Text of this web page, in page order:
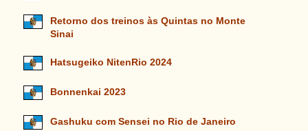
Retorno dos treinos às Quintas no Monte
Sinai
Hatsugeiko NitenRio 2024
Bonnenkai 2023
Gashuku com Sensei no Rio de Janeiro